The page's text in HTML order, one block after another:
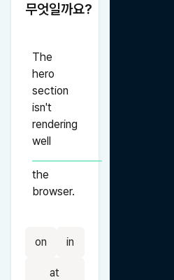
무엇일까요?
The
hero
section
isn't
rendering
well
the
browser.
on in
at